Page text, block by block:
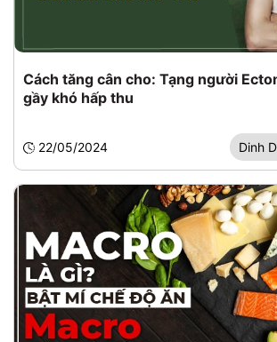
Cách tăng cân cho: Tạng người
gầy khó hấp thu
22/05/2024 Dinh